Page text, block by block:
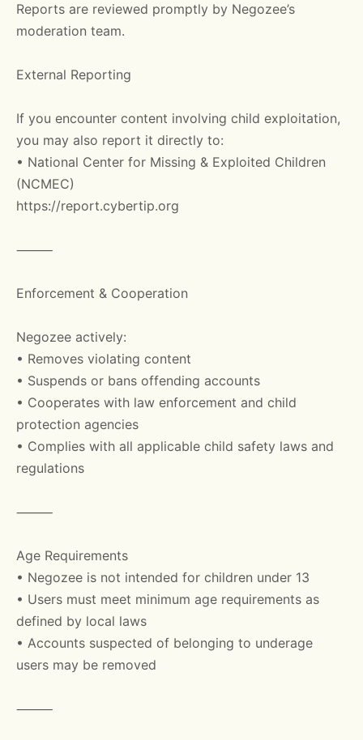
Reports are reviewed promptly by Negozee’s
moderation team.
External Reporting
If you encounter content involving child exploitation,
you may also report it directly to:
• National Center for Missing & Exploited Children
(NCMEC)
https://report.cybertip.org
⸻
Enforcement & Cooperation
Negozee actively:
• Removes violating content
• Suspends or bans offending accounts
• Cooperates with law enforcement and child
protection agencies
• Complies with all applicable child safety laws and
regulations
⸻
Age Requirements
• Negozee is not intended for children under 13
• Users must meet minimum age requirements as
defined by local laws
• Accounts suspected of belonging to underage
users may be removed
⸻